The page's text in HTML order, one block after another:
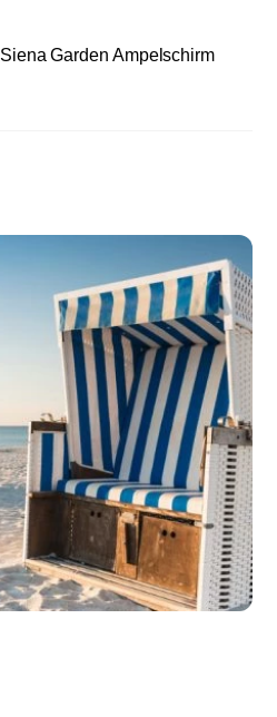
Siena Garden Ampelschirm